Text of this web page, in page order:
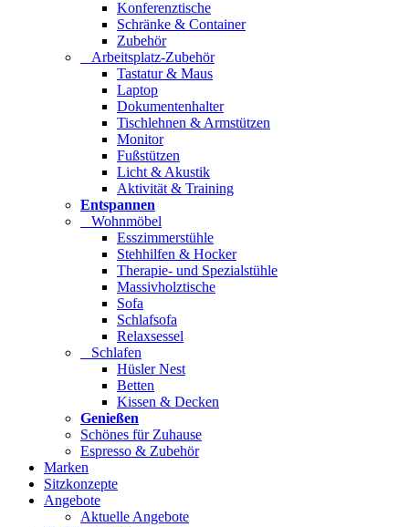
Konferenztische
Schränke & Container
Zubehör
Arbeitsplatz-Zubehör
Tastatur & Maus
Laptop
Dokumentenhalter
Tischlehnen & Armstützen
Monitor
Fußstützen
Licht & Akustik
Aktivität & Training
Entspannen
Wohnmöbel
Esszimmerstühle
Stehhilfen & Hocker
Therapie- und Spezialstühle
Massivholztische
Sofa
Schlafsofa
Relaxsessel
Schlafen
Hüsler Nest
Betten
Kissen & Decken
Genießen
Schönes für Zuhause
Espresso & Zubehör
Marken
Sitzkonzepte
Angebote
Aktuelle Angebote